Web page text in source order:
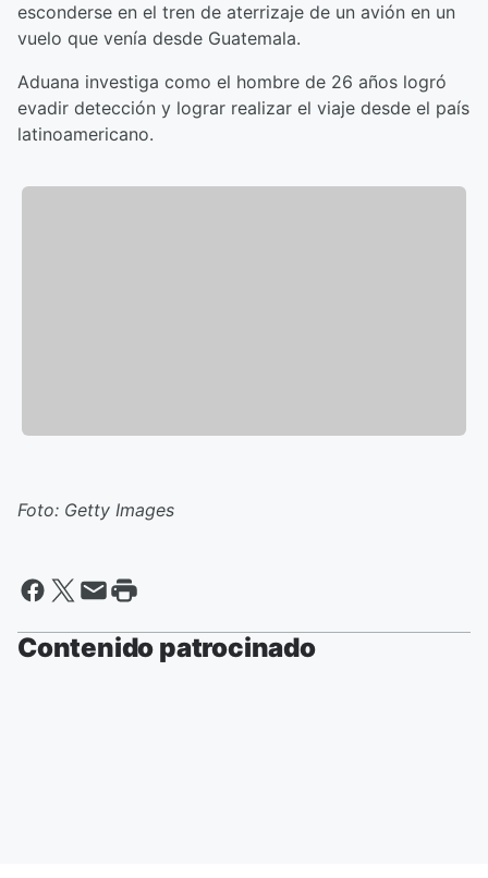
esconderse en el tren de aterrizaje de un avión en un
vuelo que venía desde Guatemala.
Aduana investiga como el hombre de 26 años logró
evadir detección y lograr realizar el viaje desde el país
latinoamericano.
Foto: Getty Images
Contenido patrocinado